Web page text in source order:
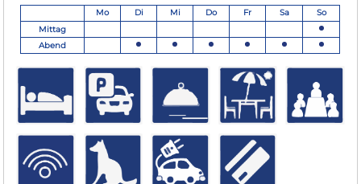
Mo Di Mi Do Fr Sa
So
Mittag
Abend